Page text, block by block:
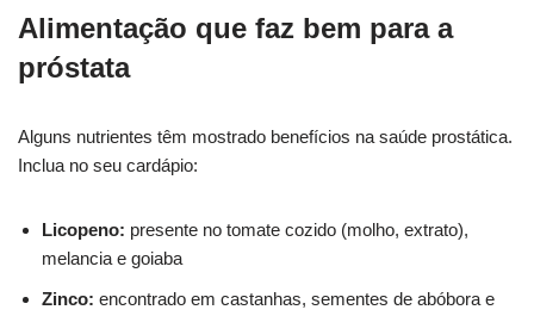
Alimentação que faz bem para a
próstata
Alguns nutrientes têm mostrado benefícios na saúde prostática.
Inclua no seu cardápio:
Licopeno: presente no tomate cozido (molho, extrato),
melancia e goiaba
Zinco: encontrado em castanhas, sementes de abóbora e